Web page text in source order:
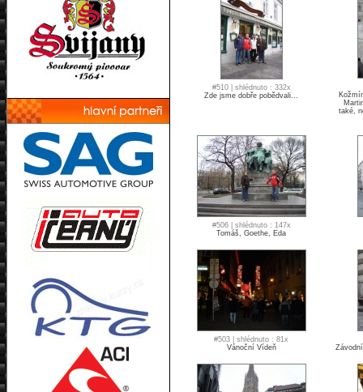
#510 | shlédnuto : 332x
Zde jsme dobře pobědvali...
také,
#506 | shlédnuto : 147x
Tomáš, Goethe, Eda
#503 | shlédnuto : 81x
Vánoční Vídeň